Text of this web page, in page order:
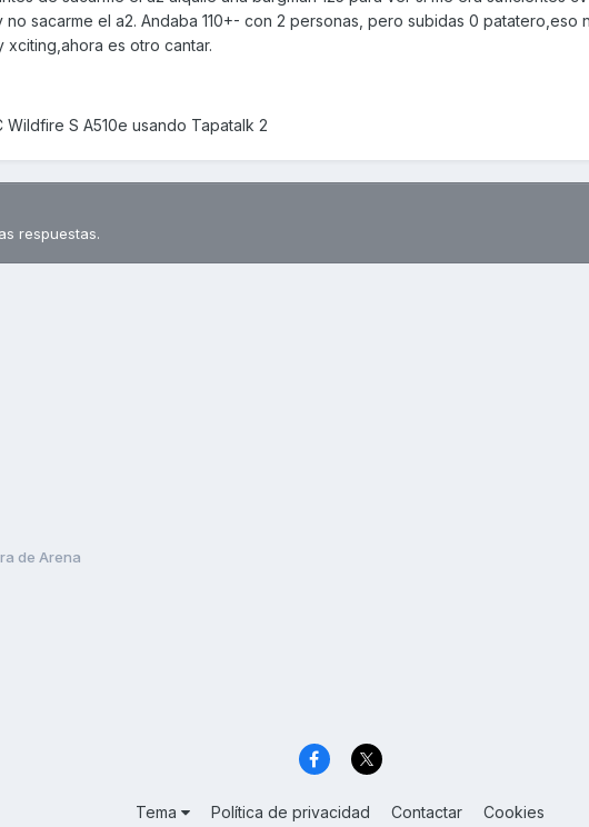
sacarme el a2. Andaba 110+- con 2 personas, pero subidas 0 patatero,eso
xciting,ahora es otro cantar.
S A510e usando Tapatalk 2
respuestas.
de Arena
Tema Política de privacidad Contactar Cookies